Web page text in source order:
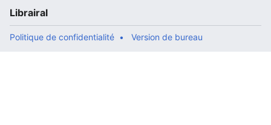
Librairal
Politique de confidentialité Version de bureau